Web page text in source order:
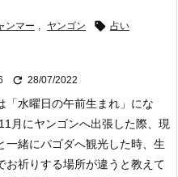
ンマー , ヤンゴン  占い
 28/07/2022
「水曜日の午前生まれ」にな
月にヤンゴンへ出張した際、現
一緒にパゴダへ観光した時、 生
お祈りする場所が違うと教えて